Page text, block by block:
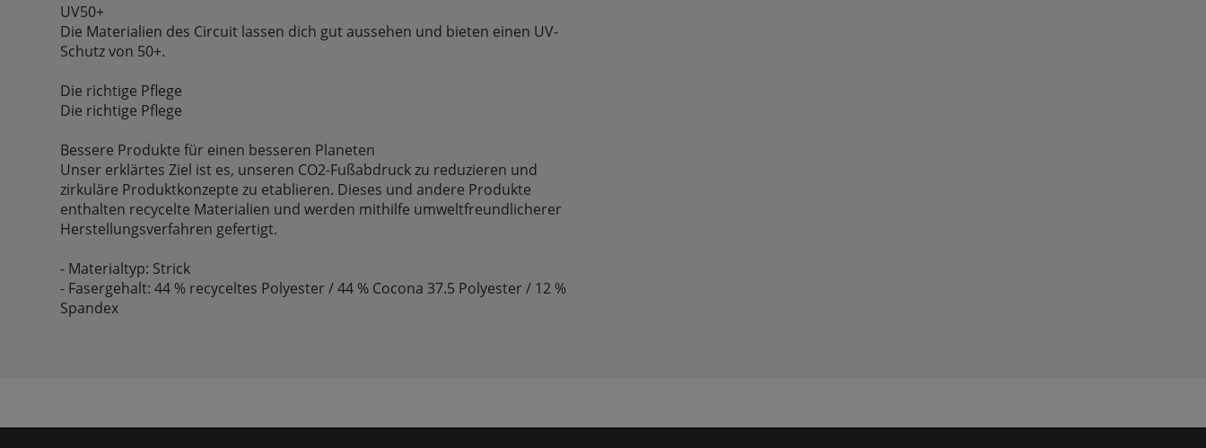
UV50+
Die Materialien des Circuit lassen dich gut aussehen und bieten einen UV-
Schutz von 50+.
Die richtige Pflege
Die richtige Pflege
Bessere Produkte für einen besseren Planeten
Unser erklärtes Ziel ist es, unseren CO2-Fußabdruck zu reduzieren und
zirkuläre Produktkonzepte zu etablieren. Dieses und andere Produkte
enthalten recycelte Materialien und werden mithilfe umweltfreundlicherer
Herstellungsverfahren gefertigt.
- Materialtyp: Strick
- Fasergehalt: 44 % recyceltes Polyester / 44 % Cocona 37.5 Polyester / 12 %
Spandex